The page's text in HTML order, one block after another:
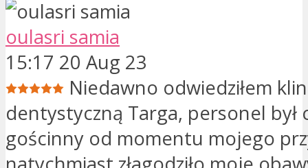
oulasri samia
15:17 20 Aug 23
Niedawno odwiedziłem
dentystyczną Targa, personel był
gościnny od momentu mojego